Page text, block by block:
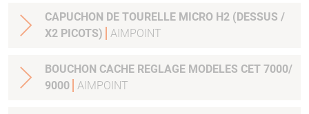
CAPUCHON DE TOURELLE MICRO H2 (DESSUS /
X2 PICOTS)
AIMPOINT
BOUCHON CACHE REGLAGE MODELES CET 7000/
9000 AIMPOINT